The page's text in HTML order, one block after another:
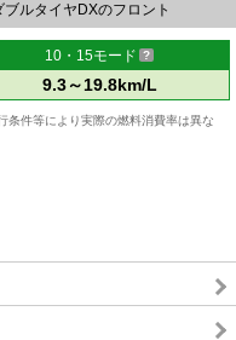
ルタイヤDXのフロント
10・15モード
9.3～19.8km/L
件等により実際の燃料消費率は異な